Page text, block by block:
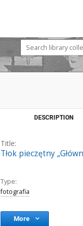
DESCRIPTION
Title:
Tłok pieczętny
Type:
fotografia
More